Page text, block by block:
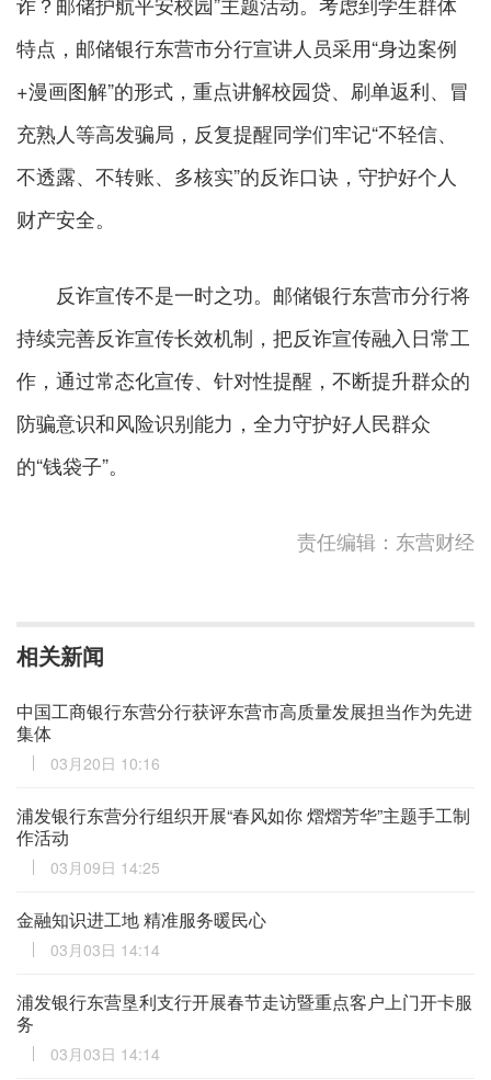
特点，邮储银行东营市分行宣讲人员采用“身边案例
+漫画图解”的形式，重点讲解校园贷、刷单返利、冒
充熟人等高发骗局，反复提醒同学们牢记“不轻信、
不透露、不转账、多核实”的反诈口诀，守护好个人
财产安全。
反诈宣传不是一时之功。邮储银行东营市分行将
持续完善反诈宣传长效机制，把反诈宣传融入日常工
作，通过常态化宣传、针对性提醒，不断提升群众的
防骗意识和风险识别能力，全力守护好人民群众
的“钱袋子”。
责任编辑：东营财经
相关新闻
中国工商银行东营分行获评东营市高质量发展担当作为先进
集体
03月20日 10:16
浦发银行东营分行组织开展“春风如你 熠熠芳华”主题手工制
作活动
03月09日 14:25
金融知识进工地 精准服务暖民心
03月03日 14:14
浦发银行东营垦利支行开展春节走访暨重点客户上门开卡服
务
03月03日 14:14